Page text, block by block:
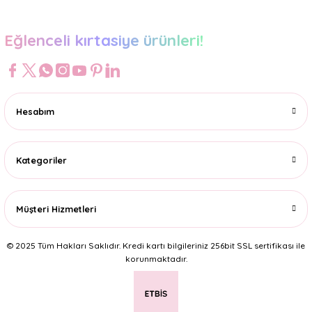
Eğlenceli kırtasiye ürünleri!
Hesabım
Kategoriler
Müşteri Hizmetleri
© 2025 Tüm Hakları Saklıdır. Kredi kartı bilgileriniz 256bit SSL sertifikası ile
korunmaktadır.